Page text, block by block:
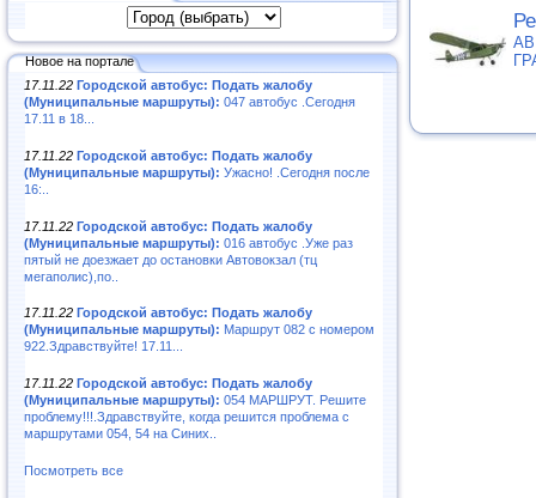
Новое на портале
17.11.22 Городской автобус: Подать жалобу
(Муниципальные маршруты): 047 автобус .Сегодня
17.11 в 18...
17.11.22 Городской автобус: Подать жалобу
(Муниципальные маршруты): Ужасно! .Сегодня после
16:..
17.11.22 Городской автобус: Подать жалобу
(Муниципальные маршруты): 016 автобус .Уже раз
пятый не доезжает до остановки Автовокзал (тц
мегаполис),по..
17.11.22 Городской автобус: Подать жалобу
(Муниципальные маршруты): Маршрут 082 с номером
922.Здравствуйте! 17.11...
17.11.22 Городской автобус: Подать жалобу
(Муниципальные маршруты): 054 МАРШРУТ. Решите
проблему!!!.Здравствуйте, когда решится проблема с
маршрутами 054, 54 на Синих..
Посмотреть все